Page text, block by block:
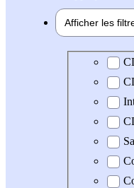
Afficher les
Type de